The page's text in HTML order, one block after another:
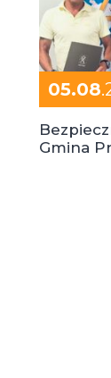
05.08
Gmina